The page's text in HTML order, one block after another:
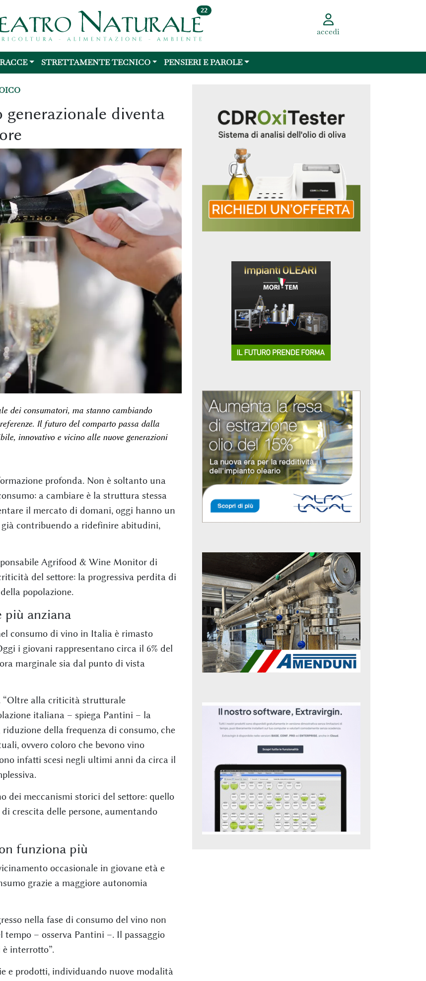
22
accedi
STRETTAMENTE TECNICO PENSIERI E PAROLE
diventa
dei consumatori, ma stanno cambiando
Il futuro del comparto passa dalla
innovativo e vicino alle nuove generazioni
profonda. Non è soltanto una
a cambiare è la struttura stessa
il mercato di domani, oggi hanno un
contribuendo a ridefinire abitudini,
Agrifood & Wine Monitor di
del settore: la progressiva perdita di
popolazione.
più anziana
consumo di vino in Italia è rimasto
i giovani rappresentano circa il 6% del
marginale sia dal punto di vista
“Oltre alla criticità strutturale
italiana – spiega Pantini – la
della frequenza di consumo, che
ovvero coloro che bevono vino
infatti scesi negli ultimi anni da circa il
dei meccanismi storici del settore: quello
crescita delle persone, aumentando
funziona più
occasionale in giovane età e
grazie a maggiore autonomia
nella fase di consumo del vino non
– osserva Pantini –. Il passaggio
interrotto”.
e prodotti, individuando nuove modalità